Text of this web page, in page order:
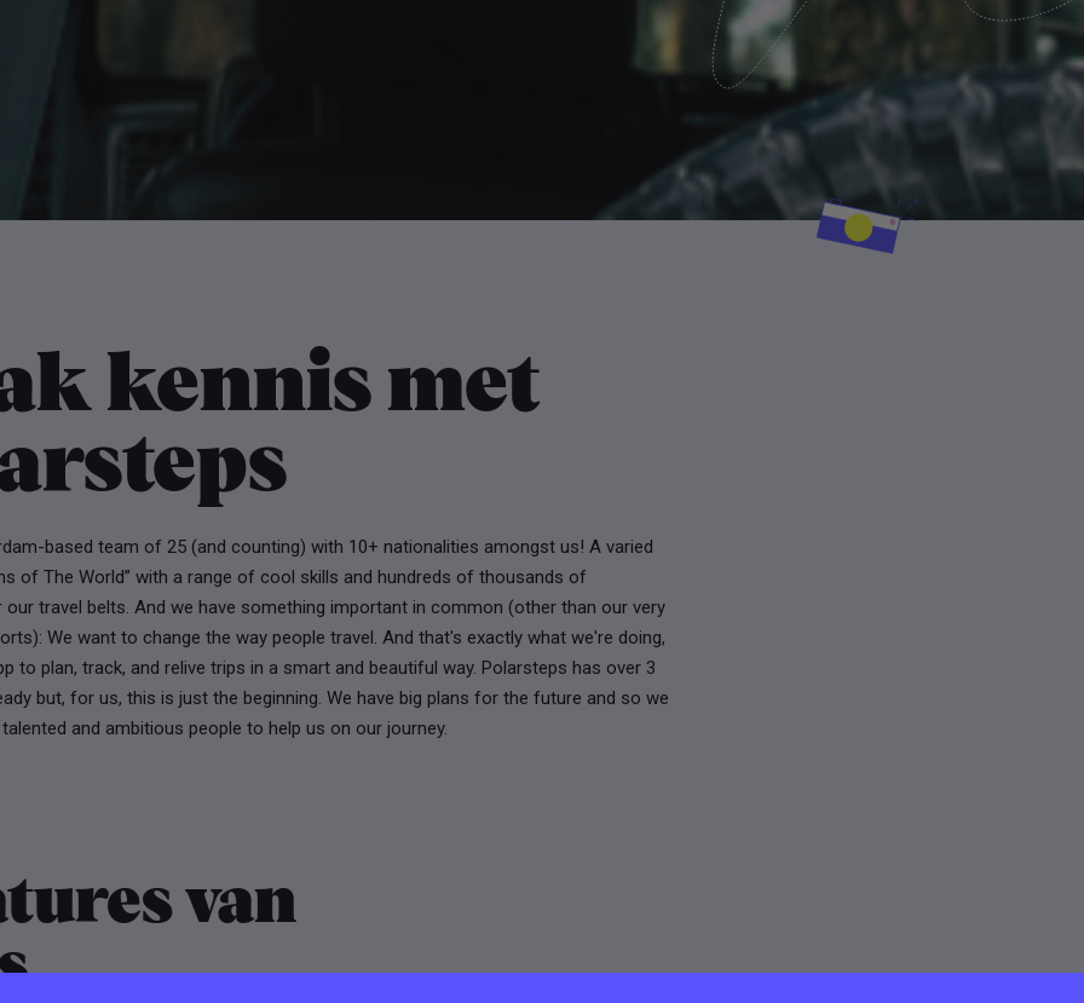
kennis met
based team of 25 (and counting) with 10+ nationalities amongst us! A varied
of The World” with a range of cool skills and hundreds of thousands of
our travel belts. And we have something important in common (other than our very
We want to change the way people travel. And that's exactly what we're doing,
to plan, track, and relive trips in a smart and beautiful way. Polarsteps has over 3
but, for us, this is just the beginning. We have big plans for the future and so we
and ambitious people to help us on our journey.
van